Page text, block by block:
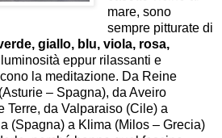
mare, sono
sempre pitturate di
giallo, blu, viola, rosa,
eppur rilassanti e
la meditazione. Da Reine
– Spagna), da Aveiro
Terre, da Valparaiso (Cile) a
(Spagna) a Klima (Milos – Grecia)